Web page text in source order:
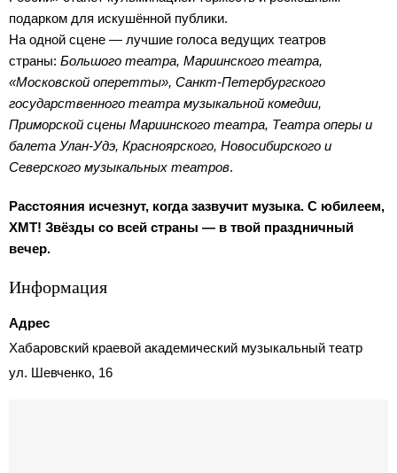
подарком для искушённой публики.
На одной сцене — лучшие голоса ведущих театров
страны: Большого театра, Мариинского театра,
«Московской оперетты», Санкт-Петербургского
государственного театра музыкальной комедии,
Приморской сцены Мариинского театра, Театра оперы и
балета Улан-Удэ, Красноярского, Новосибирского и
Северского музыкальных театров.
Расстояния исчезнут, когда зазвучит музыка. С юбилеем,
ХМТ! Звёзды со всей страны — в твой праздничный
вечер.
Информация
Адрес
Хабаровский краевой академический музыкальный театр
ул. Шевченко, 16